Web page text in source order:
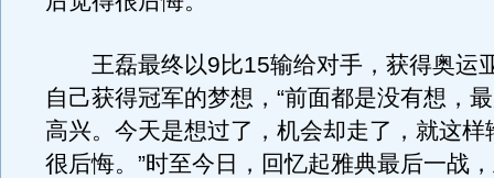
王磊最终以9比15输给对手，获得奥运
自己获得冠军的梦想，“前面都是没有想，
高兴。今天是想过了，机会却走了，就这样
很后悔。”时至今日，回忆起雅典最后一战